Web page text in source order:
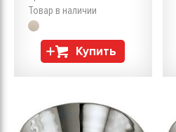
Товар в наличии
Купить